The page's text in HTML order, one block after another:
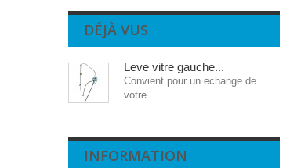
DÉJÀ VUS
Leve vitre gauche...
Convient pour un echange de
votre...
INFORMATION